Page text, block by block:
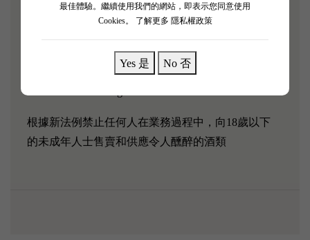
最佳體驗。繼續使用我們的網站，即表示您同意使用
Cookies。
了解更多 隱私權政策
Yes 是 No 否
單寧適中、耐嚼，餘韻鮮美。 現在很美味，但幾年
根據新法例禁止任何人在業務過程中，向18歲以下
的未成年人士售賣和供應令人醺醉的酒類